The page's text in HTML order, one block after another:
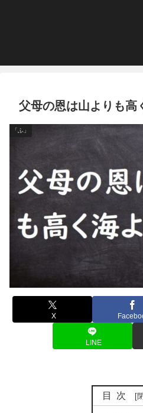
父母の恩は山よりも高
「ふ」
X
LINE
目次